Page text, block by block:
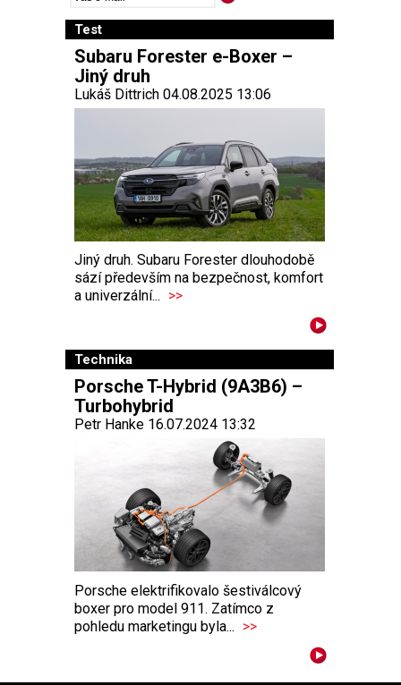
Test
Subaru Forester e-Boxer –
Jiný druh
Lukáš Dittrich 04.08.2025 13:06
Jiný druh. Subaru Forester dlouhodobě
sází především na bezpečnost, komfort
a univerzální... >>
Technika
Porsche T-Hybrid (9A3B6) –
Turbohybrid
Petr Hanke 16.07.2024 13:32
Porsche elektrifikovalo šestiválcový
boxer pro model 911. Zatímco z
pohledu marketingu byla... >>